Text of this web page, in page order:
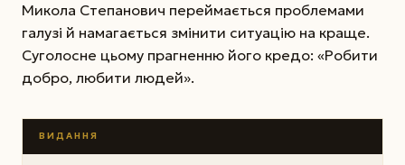
Микола Степанович переймається проблемами
галузі й намагається змінити ситуацію на краще.
Суголосне цьому прагненню його кредо: «Робити
добро, любити людей».
ВИДАННЯ